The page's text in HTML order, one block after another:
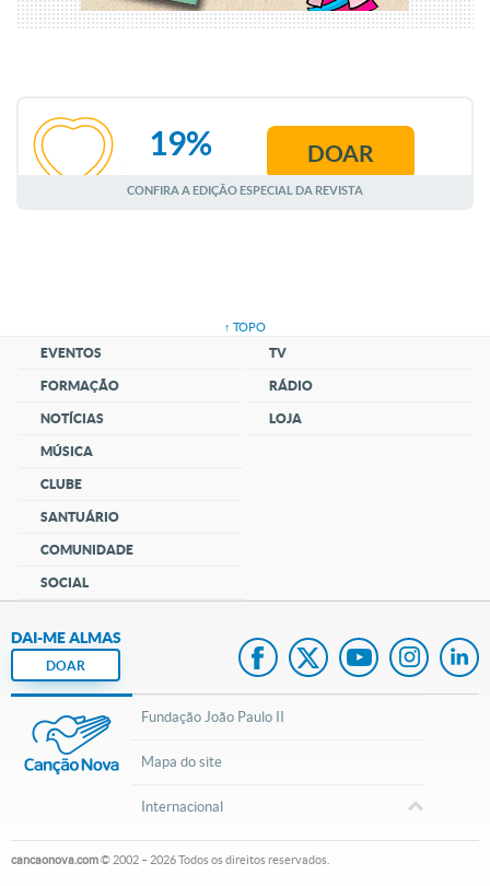
AGOSTO
19% DOAR
CONFIRA A EDIÇÃO ESPECIAL DA REVISTA
↑ TOPO
EVENTOS
FORMAÇÃO
NOTÍCIAS
MÚSICA
CLUBE
SANTUÁRIO
COMUNIDADE
SOCIAL
TV
RÁDIO
LOJA
DAI-ME ALMAS
DOAR
Fundação João Paulo II
Mapa do site
Internacional
cancaonova.com© 2002 – 2026Todos os direitos reservados.